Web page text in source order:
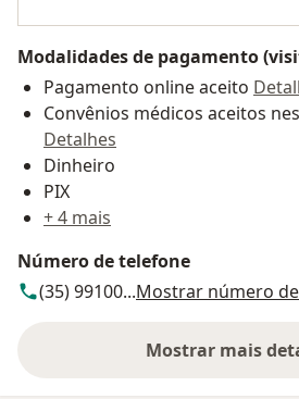
Modalidades de pagamento
Pagamento online aceito
Convênios médicos aceitos
Detalhes
Dinheiro
PIX
+ 4 mais
Número de telefone
(35) 99100...Mostrar número
Mostrar maissobre